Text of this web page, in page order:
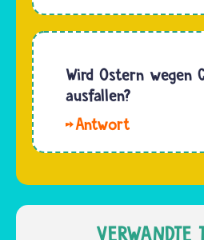
nicht
mehr
Daher
müssen
wir alle
darf
Menschen
mit der
Geste
begrüßen.
Handlung.
Wird Ostern wegen
ausfallen?
selbst
wird
nichtVERWANDTE